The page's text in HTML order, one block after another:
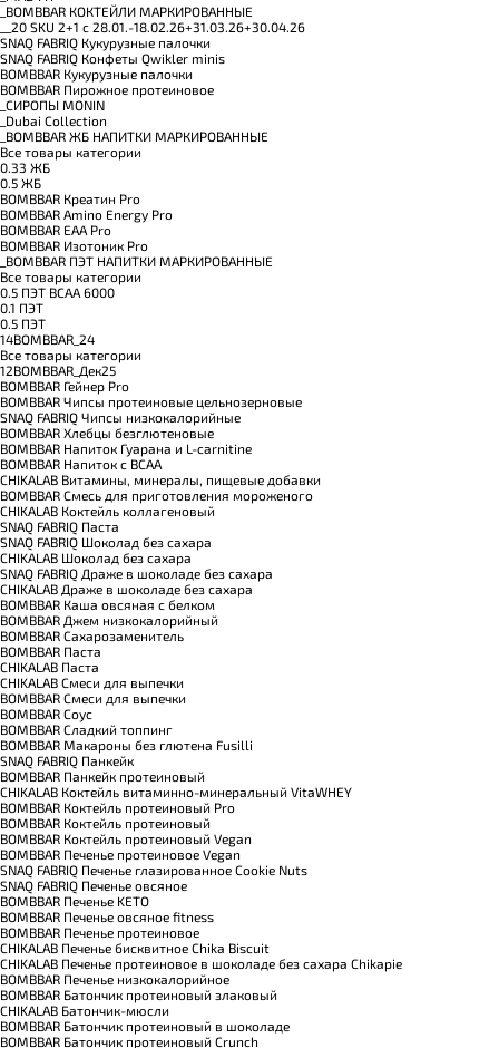
_BOMBBAR КОКТЕЙЛИ МАРКИРОВАННЫЕ
__20 SKU 2+1 с 28.01.-18.02.26+31.03.26+30.04.26
SNAQ FABRIQ Кукурузные палочки
SNAQ FABRIQ Конфеты Qwikler minis
BOMBBAR Кукурузные палочки
BOMBBAR Пирожное протеиновое
_CИРОПЫ MONIN
_Dubai Collection
_BOMBBAR ЖБ НАПИТКИ МАРКИРОВАННЫЕ
Все товары категории
0.33 ЖБ
0.5 ЖБ
BOMBBAR Креатин Pro
BOMBBAR Amino Energy Pro
BOMBBAR EAA Pro
BOMBBAR Изотоник Pro
_BOMBBAR ПЭТ НАПИТКИ МАРКИРОВАННЫЕ
Все товары категории
0.5 ПЭТ ВСАА 6000
0.1 ПЭТ
0.5 ПЭТ
14BOMBBAR_24
Все товары категории
12BOMBBAR_Дек25
BOMBBAR Гейнер Pro
BOMBBAR Чипсы протеиновые цельнозерновые
SNAQ FABRIQ Чипсы низкокалорийные
BOMBBAR Хлебцы безглютеновые
BOMBBAR Напиток Гуарана и L-carnitine
BOMBBAR Напиток с BCAA
CHIKALAB Витамины, минералы, пищевые добавки
BOMBBAR Смесь для приготовления мороженого
CHIKALAB Коктейль коллагеновый
SNAQ FABRIQ Паста
SNAQ FABRIQ Шоколад без сахара
CHIKALAB Шоколад без сахара
SNAQ FABRIQ Драже в шоколаде без сахара
CHIKALAB Драже в шоколаде без сахара
BOMBBAR Каша овсяная с белком
BOMBBAR Джем низкокалорийный
BOMBBAR Сахарозаменитель
BOMBBAR Паста
CHIKALAB Паста
CHIKALAB Смеси для выпечки
BOMBBAR Смеси для выпечки
BOMBBAR Соус
BOMBBAR Сладкий топпинг
BOMBBAR Макароны без глютена Fusilli
SNAQ FABRIQ Панкейк
BOMBBAR Панкейк протеиновый
CHIKALAB Коктейль витаминно-минеральный VitaWHEY
BOMBBAR Коктейль протеиновый Pro
BOMBBAR Коктейль протеиновый
BOMBBAR Коктейль протеиновый Vegan
BOMBBAR Печенье протеиновое Vegan
SNAQ FABRIQ Печенье глазированное Cookie Nuts
SNAQ FABRIQ Печенье овсяное
BOMBBAR Печенье KETO
BOMBBAR Печенье овсяное fitness
BOMBBAR Печенье протеиновое
CHIKALAB Печенье бисквитное Chika Biscuit
CHIKALAB Печенье протеиновое в шоколаде без сахара Chikapie
BOMBBAR Печенье низкокалорийное
BOMBBAR Батончик протеиновый злаковый
CHIKALAB Батончик-мюсли
BOMBBAR Батончик протеиновый в шоколаде
BOMBBAR Батончик протеиновый Crunch